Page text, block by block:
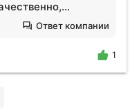
вызывают
кошачий домик,
Ответ компании
1